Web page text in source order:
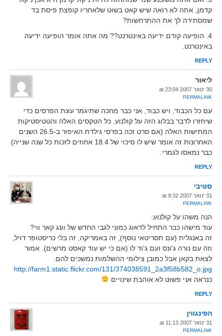
קדמן, אתה לא רואה שיש קאט בשוט שלאחריו קופצת פיסת בד
שמסתירה לך את ההתרחשות?
4. הופיעה קודם ידיעה באינטרנט?? מה אתה אומר הופיעה ידיעה
באינטרנט.
REPLY
ליאור
30 ינואר 2007 at 23:04
PERMALINK
עם כל הכבוד, ויש כבוד, אני כבר מחכה שתיגמר עונת הפרסים כדי
שיחזרו לדבר בבלוג הזה על קולנוע. כל הטקסים האלה והטטיסטיקות
המתישות האלה (אם סרט זכה בפרסי גילדת האיפור ב-26.5 השנים
האחרונות זה אומר שיש לו סיכוי של 18.4 אחוזים לזכות כל שנה שנייה)
כבר נמאסו לגמרי.
REPLY
סטיבי
31 ינואר 2007 at 9:32
PERMALINK
הנה משהו על קולנוע:
עוד מישהו כבר התחיל לדאוג כמוני לגבי החדש של וונג קאר ווי?
זה באנגלית (עם תסריטאי נוסף), זה באמריקה, זה בלי כריסטופר דויל,
וזה עם נורה ג'ונס ועם ג'וד לו (אם כי יש עוד קאסט מרשים). אמור
לצאת בקאן אבל כמובן צילומי ההשלמות נמשכים להם.
http://farm1.static.flickr.com/131/374038591_2a3f58b582_o.jpg
כנראה אני פשוט לא אוהבת שינויים
REPLY
הפינגווין
31 ינואר 2007 at 11:13
PERMALINK